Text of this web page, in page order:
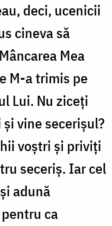
deci, ucenicii
cineva să
Mea
M-a trimis pe
Lui. Nu ziceți
vine secerișul?
voștri și priviți
seceriș. Iar cel
adună
ca